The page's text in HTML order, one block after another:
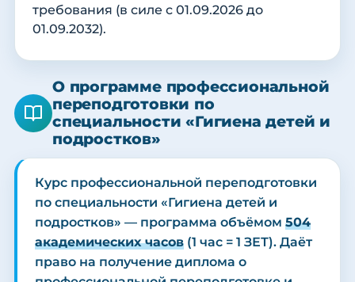
требования (в силе с 01.09.2026 до
01.09.2032).
О программе профессиональной
переподготовки по
специальности «Гигиена детей и
подростков»
Курс профессиональной переподготовки
по специальности «Гигиена детей и
подростков» — программа объёмом 504
академических часов (1 час = 1 ЗЕТ). Даёт
право на получение диплома о